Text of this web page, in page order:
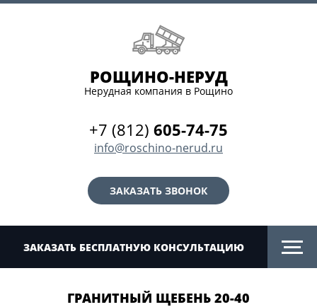
РОЩИНО-НЕРУД
Нерудная компания в Рощино
+7 (812) 605-74-75
info@roschino-nerud.ru
ЗАКАЗАТЬ ЗВОНОК
ЗАКАЗАТЬ БЕСПЛАТНУЮ КОНСУЛЬТАЦИЮ
ГРАНИТНЫЙ ЩЕБЕНЬ 20-40